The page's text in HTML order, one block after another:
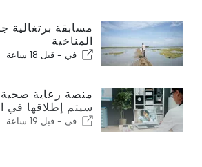
مسابقة برتغالية
المناخية
في - قبل 18 ساعة
منصة رعاية صحية
سيتم إطلاقها في
في - قبل 19 ساعة